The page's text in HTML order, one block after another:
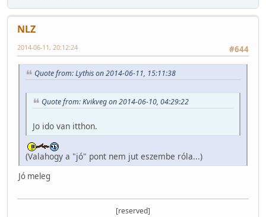
NLZ
#644
2014-06-11, 20:12:24
Quote from: Lythis on 2014-06-11, 15:11:38
Quote from: Kvikveg on 2014-06-10, 04:29:22
Jo ido van itthon.
(Valahogy a "jó" pont nem jut eszembe róla...)
Jó meleg
[reserved]